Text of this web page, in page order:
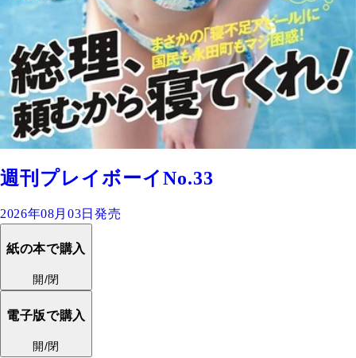
週刊プレイボーイNo.33
2026年08月03日発売
紙の本で購入
開/閉
電子版で購入
開/閉